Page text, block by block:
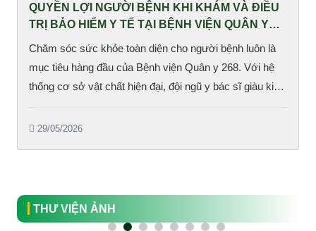
QUYỀN LỢI NGƯỜI BỆNH KHI KHÁM VÀ ĐIỀU
TRỊ BẢO HIỂM Y TẾ TẠI BỆNH VIỆN QUÂN Y
Chăm sóc sức khỏe toàn diện cho người bệnh luôn là
mục tiêu hàng đầu của Bệnh viện Quân y 268. Với hệ
thống cơ sở vật chất hiện đại, đội ngũ y bác sĩ giàu kinh
viện không ngừng nâng cao chất lượng dịch vụ nhằm
29/05/2026
THƯ VIỆN ẢNH